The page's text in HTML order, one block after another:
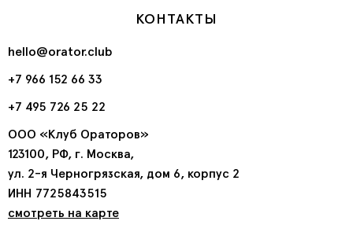
КОНТАКТЫ
hello@orator.club
+7 966 152 66 33
+7 495 726 25 22
ООО «Клуб Ораторов»
123100, РФ, г. Москва,
ул. 2-я Черногрязская, дом 6, корпус 2
ИНН 7725843515
смотреть на карте